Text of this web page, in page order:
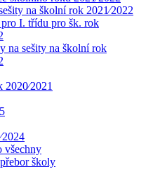
na školní rok 2021⁄2022
I. třídu pro šk. rok
na sešity na školní rok
všechny
školy